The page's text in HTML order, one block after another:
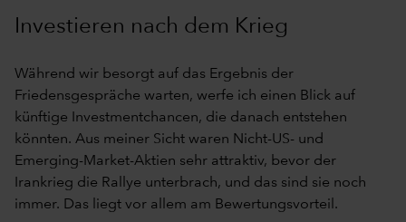
Investieren nach dem Krieg
Während wir besorgt auf das Ergebnis der
Friedensgespräche warten, werfe ich einen Blick auf
künftige Investmentchancen, die danach entstehen
könnten. Aus meiner Sicht waren Nicht-US- und
Emerging-Market-Aktien sehr attraktiv, bevor der
Irankrieg die Rallye unterbrach, und das sind sie noch
immer. Das liegt vor allem am Bewertungsvorteil.